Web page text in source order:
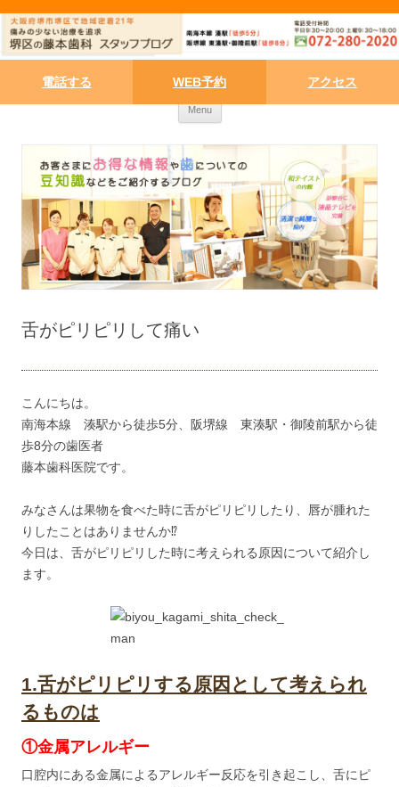
電話する WEB予約 アクセス
Menu Skip to content
舌がピリピリして痛い
こんにちは。
南海本線 湊駅から徒歩5分、阪堺線 東湊駅・御陵前駅から徒
歩8分の歯医者
藤本歯科医院です。
みなさんは果物を食べた時に舌がピリピリしたり、唇が腫れた
りしたことはありませんか⁉
今日は、舌がピリピリした時に考えられる原因について紹介し
ます。
1.舌がピリピリする原因として考えられ
るものは
①金属アレルギー
口腔内にある金属によるアレルギー反応を引き起こし、舌にピ